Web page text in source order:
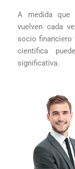
A medida que
vuelven cada
socio
científica
significativa.